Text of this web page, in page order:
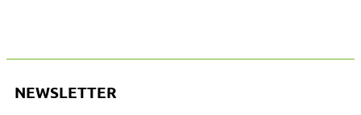
NEWSLETTER